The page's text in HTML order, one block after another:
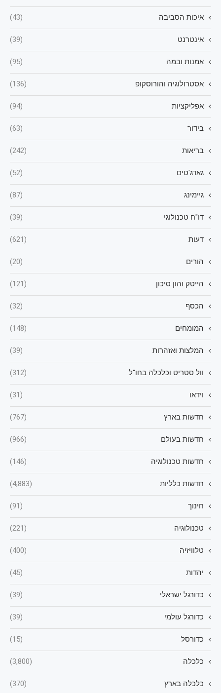
איכות הסביבה (43)
אינטרנט (39)
אמנות ובמה (95)
אסטרולוגיה והורוסקופ (136)
אפליקציות (94)
בידור (63)
בריאות (242)
גאדג'טים (52)
גיימינג (87)
דו"ח טכנולוגי (39)
דעות (621)
הורים (20)
הייטק והון סיכון (121)
הכסף (32)
המומחים (148)
המלצות ואזהרות (39)
וול סטריט וכלכלה בחו"ל (312)
וידאו (31)
חדשות בארץ (767)
חדשות בעולם (966)
חדשות טכנולוגיה (146)
חדשות כלליות (4,883)
חינוך (91)
טכנולוגיה (221)
טלוויזיה (400)
יהדות (45)
כדורגל ישראלי (39)
כדורגל עולמי (39)
כדורסל (15)
כלכלה (3,800)
כלכלה בארץ (370)